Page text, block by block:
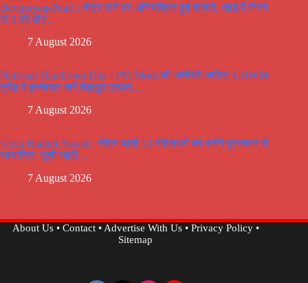
Devprayag-Pauri : मोटर मार्ग पर अनियंत्रित हुई बोलेरो, खाई में गिरने
से 5 की मौत..
7 August 2026
National Handloom Day : PM Modi की अनोखी अपील, GRWM
ट्रेंड में इस्तेमाल करें हैंडलूम उत्पाद…
7 August 2026
Teelu Rauteli Award : सीएम धामी 13 महिलाओं को करेंगे पुरस्कार से
सम्मानित, सूची जारी…
7 August 2026
About Us• Contact•Advertise With Us• Privacy Policy•
Sitemap